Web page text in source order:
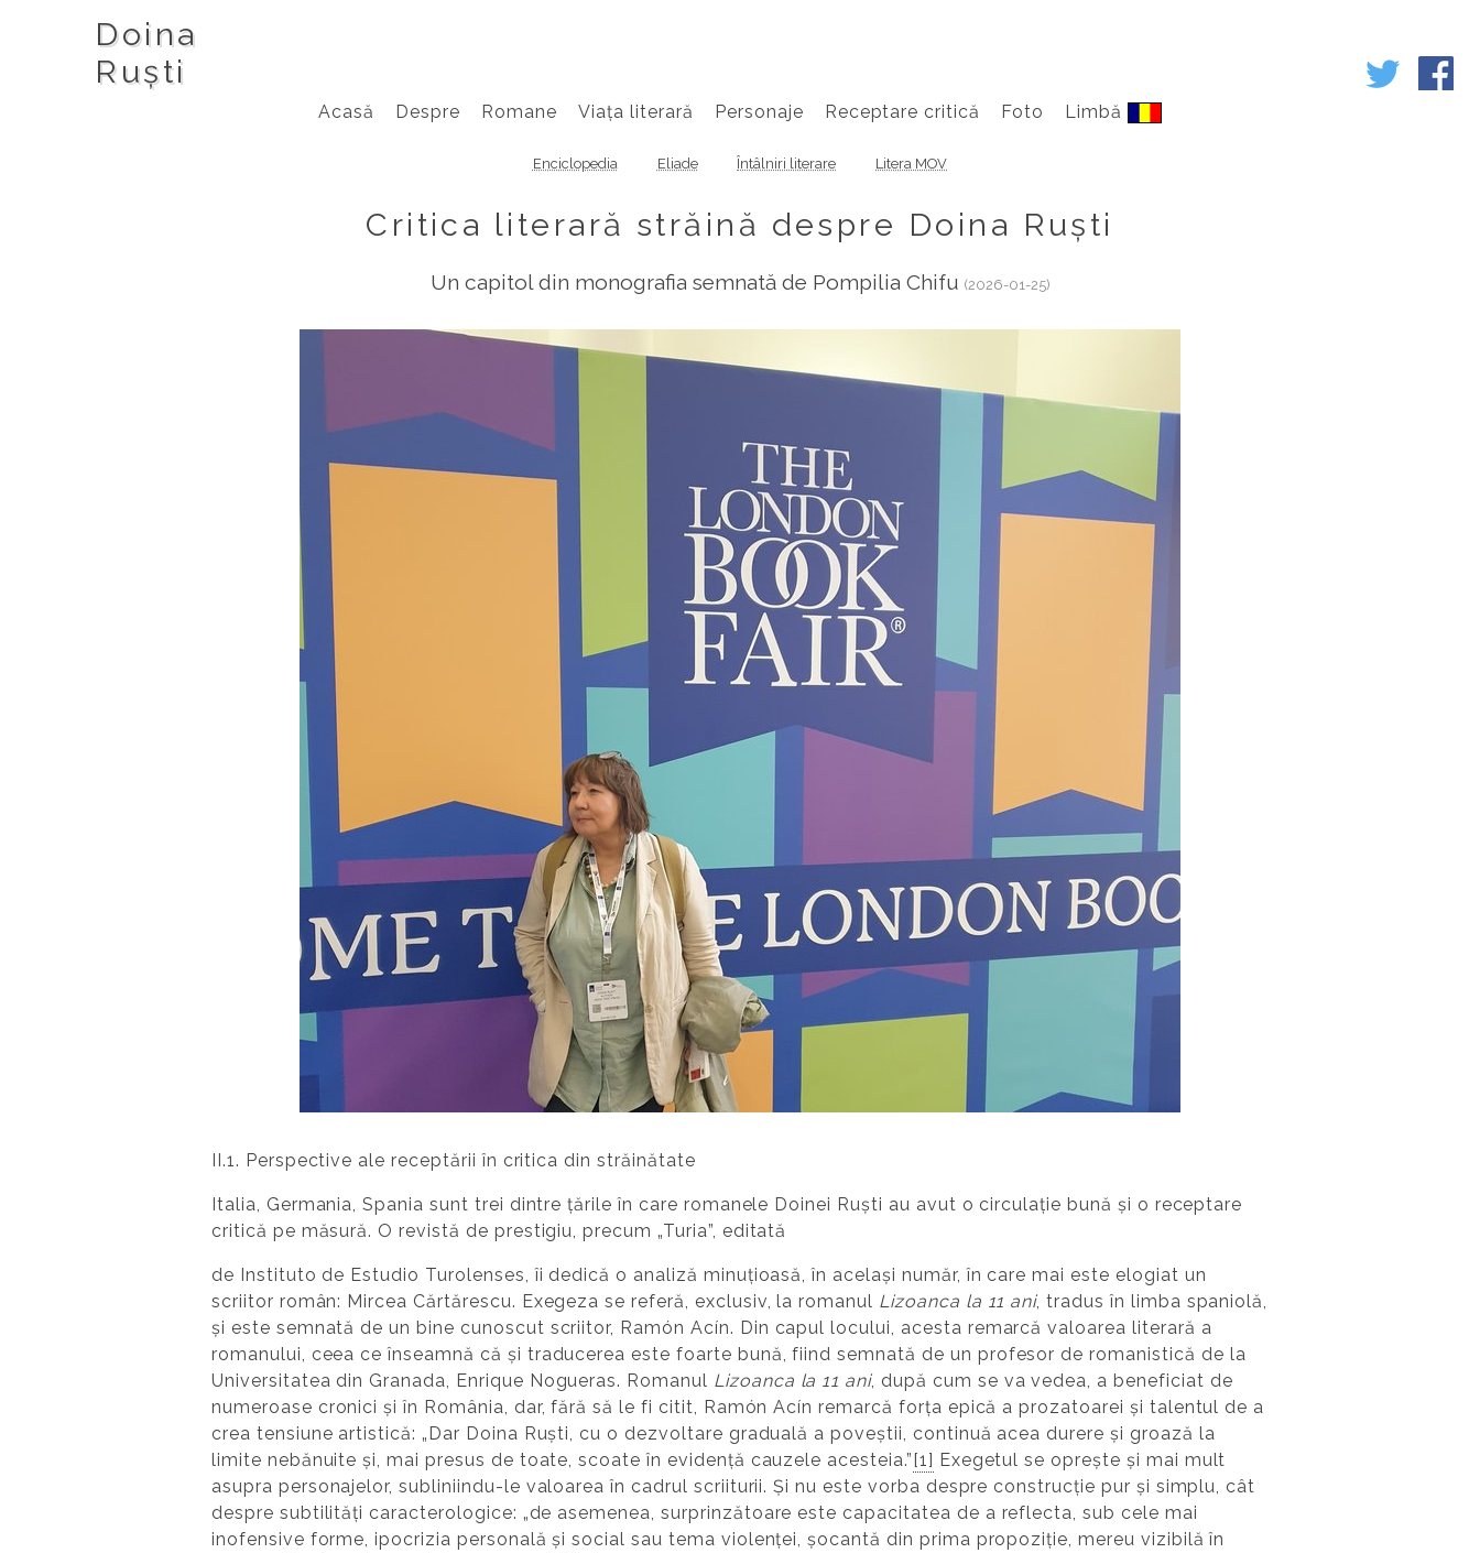
Doina
Ruști
Acasă Despre Romane Viața literară Personaje Receptare critică Foto Limbă
Enciclopedia Eliade Întâlniri literare Litera MOV
Critica literară străină despre Doina Ruști
Un capitol din monografia semnată de Pompilia Chifu (2026-01-25)
II.1. Perspective ale receptării în critica din străinătate
Italia, Germania, Spania sunt trei dintre țările în care romanele Doinei Ruști au avut o circulație bună și o receptare
critică pe măsură. O revistă de prestigiu, precum „Turia”, editată
de Instituto de Estudio Turolenses, îi dedică o analiză minuțioasă, în același număr, în care mai este elogiat un
scriitor român: Mircea Cărtărescu. Exegeza se referă, exclusiv, la romanul Lizoanca la 11 ani, tradus în limba spaniolă,
și este semnată de un bine cunoscut scriitor, Ramón Acín. Din capul locului, acesta remarcă valoarea literară a
romanului, ceea ce înseamnă că și traducerea este foarte bună, fiind semnată de un profesor de romanistică de la
Universitatea din Granada, Enrique Nogueras. Romanul Lizoanca la 11 ani, după cum se va vedea, a beneficiat de
numeroase cronici și în România, dar, fără să le fi citit, Ramón Acín remarcă forța epică a prozatoarei și talentul de a
crea tensiune artistică: „Dar Doina Ruști, cu o dezvoltare graduală a poveștii, continuă acea durere și groază la
limite nebănuite și, mai presus de toate, scoate în evidență cauzele acesteia.”[1] Exegetul se oprește și mai mult
asupra personajelor, subliniindu-le valoarea în cadrul scriiturii. Și nu este vorba despre construcție pur și simplu, cât
despre subtilități caracterologice: „de asemenea, surprinzătoare este capacitatea de a reflecta, sub cele mai
inofensive forme, ipocrizia personală și social sau tema violenței, șocantă din prima propoziție, mereu vizibilă în